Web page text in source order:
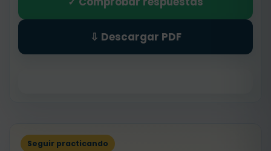
⇩ Descargar PDF
Seguir practicando